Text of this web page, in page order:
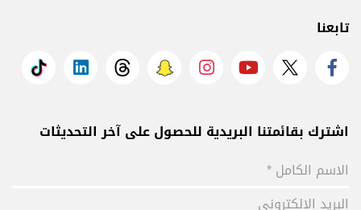
تابعنا
اشترك بقائمتنا البريدية للحصول على آخر التحديثات